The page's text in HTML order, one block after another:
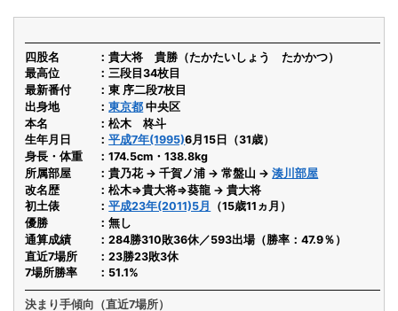
四股名
貴大将 貴勝（たかたいしょう たかかつ）
最高位
三段目34枚目
最新番付
東 序二段7枚目
出身地
東京都 中央区
本名
松木 柊斗
生年月日
平成7年(1995)6月15日（31歳）
身長・体重
174.5cm・138.8kg
所属部屋
貴乃花 → 千賀ノ浦 → 常盤山 →湊川部屋
改名歴
松木⇒貴大将⇒葵龍 → 貴大将
初土俵
平成23年(2011)5月
（15歳11ヵ月）
優勝
無し
通算成績
284勝310敗36休／593出場（勝率：47.9％）
直近7場所
23勝23敗3休
7場所勝率
51.1%
決まり手傾向（直近7場所）